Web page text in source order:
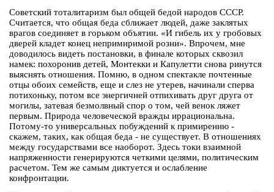
Советский тоталитаризм был общей бедой народов СССР.
Считается, что общая беда сближает людей, даже заклятых
врагов соединяет в горьком объятии. «И гибель их у гробовых
дверей кладет конец непримиримой розни». Впрочем, мне
доводилось видеть постановки, в финале которых сквозил
намек: похоронив детей, Монтекки и Капулетти снова ринутся
выяснять отношения. Помню, в одном спектакле почтенные
отцы обоих семейств, еще и слез не утерев, начинали сперва
потихоньку, потом все энергичней отпихивать друг друга от
могилы, затевая безмолвный спор о том, чей венок ляжет
первым. Природа человеческой вражды иррациональна.
Потому-то универсальных побуждений к примирению -
скажем, таких, как общая беда - не существует. В отношениях
между государствами все наоборот. Здесь токи взаимной
напряженности генерируются четкими целями, политическим
расчетом. Тем же самым диктуется и ослабление
конфронтации.